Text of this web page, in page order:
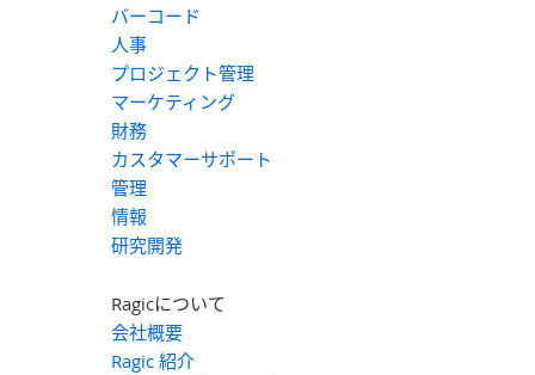
バーコード
人事
プロジェクト管理
マーケティング
財務
カスタマーサポート
管理
情報
研究開発
Ragicについて
会社概要
Ragic 紹介